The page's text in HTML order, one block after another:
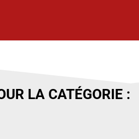
LA CATÉGORIE :